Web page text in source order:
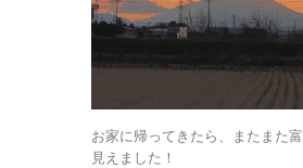
お家に帰ってきたら、またまた
見えました！